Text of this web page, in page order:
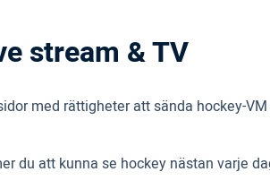
stream & TV
med rättigheter att sända hockey-
du att kunna se hockey nästan varje